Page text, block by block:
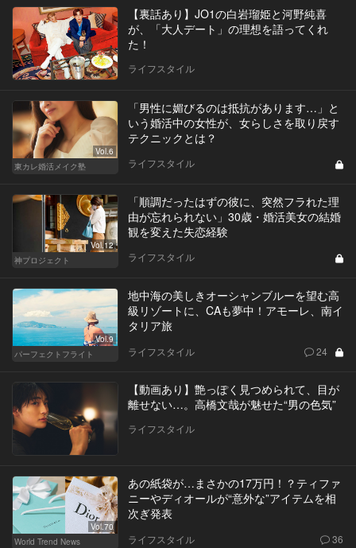
【裏話あり】JO1の白岩瑠姫と河野純喜
が、「大人デート」の理想を語ってくれ
た！
ライフスタイル
Vol.6
東カレ婚活メイク塾
「男性に媚びるのは抵抗があります…」と
いう婚活中の女性が、女らしさを取り戻す
テクニックとは？
ライフスタイル
Vol.12
神プロジェクト
「順調だったはずの彼に、突然フラれた理
由が忘れられない」30歳・婚活美女の結婚
観を変えた失恋経験
ライフスタイル
Vol.9
パーフェクトフライト
地中海の美しきオーシャンブルーを望む高
級リゾートに、CAも夢中！アモーレ、南イ
タリア旅
ライフスタイル 24
【動画あり】艶っぽく見つめられて、目が
離せない…。高橋文哉が魅せた“男の色気”
ライフスタイル
Vol.70
World Trend News
あの紙袋が…まさかの17万円！？ティファ
ニーやディオールが“意外な”アイテムを相
次ぎ発表
ライフスタイル 36